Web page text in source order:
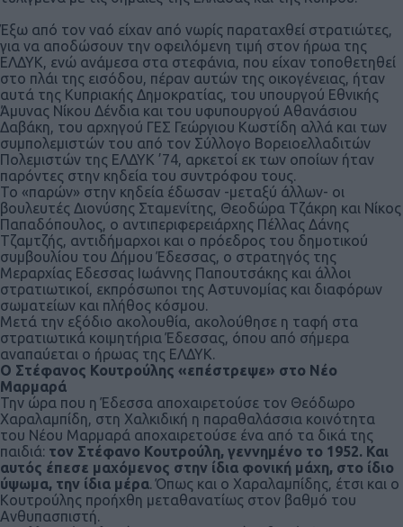
Έξω από τον ναό είχαν από νωρίς παραταχθεί στρατιώτες,
για να αποδώσουν την οφειλόμενη τιμή στον ήρωα της
ΕΛΔΥΚ, ενώ ανάμεσα στα στεφάνια, που είχαν τοποθετηθεί
στο πλάι της εισόδου, πέραν αυτών της οικογένειας, ήταν
αυτά της Κυπριακής Δημοκρατίας, του υπουργού Εθνικής
Άμυνας Νίκου Δένδια και του υφυπουργού Αθανάσιου
Δαβάκη, του αρχηγού ΓΕΣ Γεώργιου Κωστίδη αλλά και των
συμπολεμιστών του από τον Σύλλογο Βορειοελλαδιτών
Πολεμιστών της ΕΛΔΥΚ ’74, αρκετοί εκ των οποίων ήταν
παρόντες στην κηδεία του συντρόφου τους.
Το «παρών» στην κηδεία έδωσαν -μεταξύ άλλων- οι
βουλευτές Διονύσης Σταμενίτης, Θεοδώρα Τζάκρη και Νίκος
Παπαδόπουλος, ο αντιπεριφερειάρχης Πέλλας Δάνης
Τζαμτζής, αντιδήμαρχοι και ο πρόεδρος του δημοτικού
συμβουλίου του Δήμου Έδεσσας, ο στρατηγός της
Μεραρχίας Εδεσσας Ιωάννης Παπουτσάκης και άλλοι
στρατιωτικοί, εκπρόσωποι της Αστυνομίας και διαφόρων
σωματείων και πλήθος κόσμου.
Μετά την εξόδιο ακολουθία, ακολούθησε η ταφή στα
στρατιωτικά κοιμητήρια Έδεσσας, όπου από σήμερα
αναπαύεται ο ήρωας της ΕΛΔΥΚ.
Ο Στέφανος Κουτρούλης «επέστρεψε» στο Νέο
Μαρμαρά
Την ώρα που η Έδεσσα αποχαιρετούσε τον Θεόδωρο
Χαραλαμπίδη, στη Χαλκιδική η παραθαλάσσια κοινότητα
του Νέου Μαρμαρά αποχαιρετούσε ένα από τα δικά της
παιδιά: τον Στέφανο Κουτρούλη, γεννημένο το 1952. Και
αυτός έπεσε μαχόμενος στην ίδια φονική μάχη, στο ίδιο
ύψωμα, την ίδια μέρα. Όπως και ο Χαραλαμπίδης, έτσι και ο
Κουτρούλης προήχθη μεταθανατίως στον βαθμό του
Ανθυπασπιστή.